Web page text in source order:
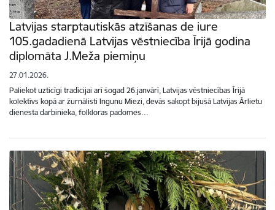
Latvijas starptautiskās atzīšanas de iure
105.gadadienā Latvijas vēstniecība Īrijā godina
diplomāta J.Meža piemiņu
27.01.2026.
Paliekot uzticīgi tradīcijai arī šogad 26.janvārī, Latvijas vēstniecības Īrijā
kolektīvs kopā ar žurnālisti Ingunu Miezi, devās sakopt bijušā Latvijas Ārlietu
dienesta darbinieka, folkloras padomes…